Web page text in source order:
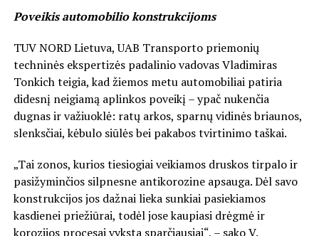
Poveikis automobilio konstrukcijoms
TUV NORD Lietuva, UAB Transporto priemonių
techninės ekspertizės padalinio vadovas Vladimiras
Tonkich teigia, kad žiemos metu automobiliai patiria
didesnį neigiamą aplinkos poveikį – ypač nukenčia
dugnas ir važiuoklė: ratų arkos, sparnų vidinės briaunos,
slenksčiai, kėbulo siūlės bei pakabos tvirtinimo taškai.
„Tai zonos, kurios tiesiogiai veikiamos druskos tirpalo ir
pasižyminčios silpnesne antikorozine apsauga. Dėl savo
konstrukcijos jos dažnai lieka sunkiai pasiekiamos
kasdienei priežiūrai, todėl jose kaupiasi drėgmė ir
korozijos procesai vyksta sparčiausiai“, – sako V.